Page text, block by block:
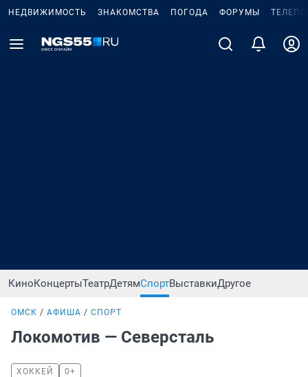
НЕДВИЖИМОСТЬ ЗНАКОМСТВА ПОГОДА ФОРУМЫ
КиноКонцертыТеатрДетямСпортВыставкиДругое
ОМСК АФИША СПОРТ
Локомотив — Северсталь
ХОККЕЙ 0+